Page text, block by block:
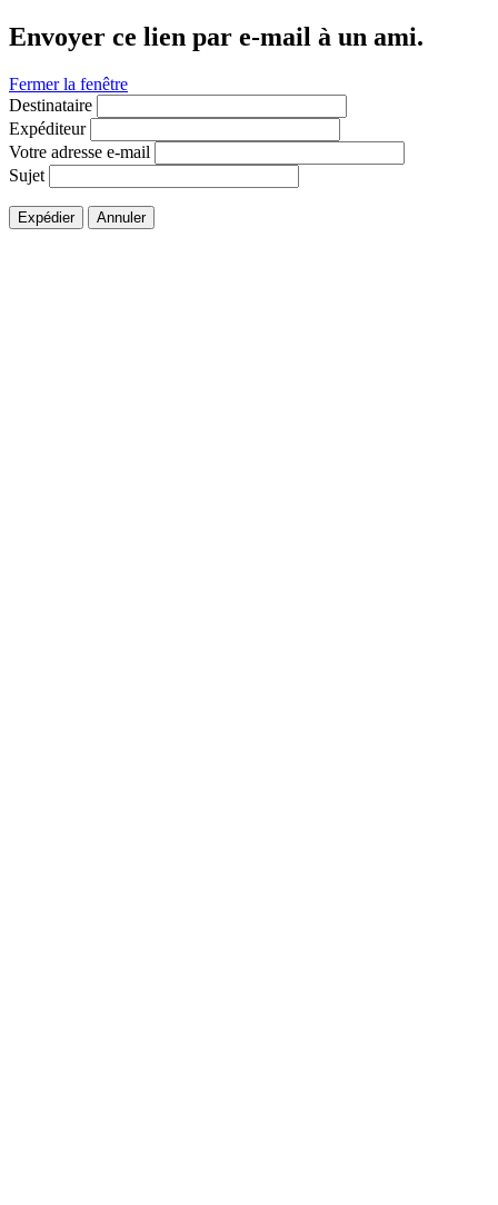
Envoyer ce lien par e-mail à un ami.
Fermer la fenêtre
Destinataire
Expéditeur
Votre adresse e-mail
Sujet
Expédier Annuler